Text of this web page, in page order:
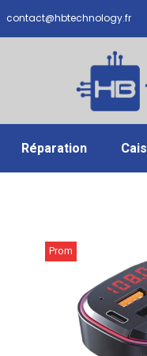
contact@hbtechnology.fr
Réparation
Prom